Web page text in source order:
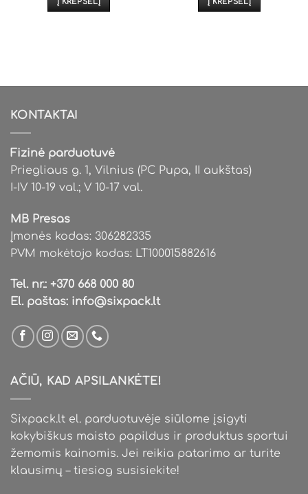
KONTAKTAI
Fizinė parduotuvė
Priegliaus g. 1, Vilnius (PC Pupa, II aukštas)
I-IV 10-19 val.; V 10-17 val.
MB Presas
Įmonės kodas: 306282335
PVM mokėtojo kodas: LT100015882616
Tel. nr.: +370 668 000 80
El. paštas: info@sixpack.lt
AČIŪ, KAD APSILANKĖTE!
Sixpack.lt el. parduotuvėje siūlome įsigyti
kokybiškus maisto papildus ir produktus sportui
žemomis kainomis. Jei reikia patarimo ar turite
klausimų – tiesiog susisiekite!